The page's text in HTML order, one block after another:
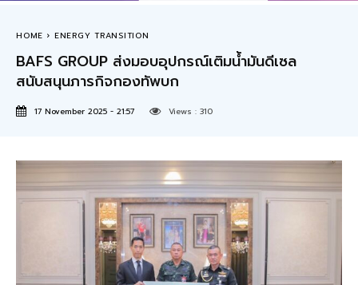
HOME ENERGY TRANSITION
BAFS GROUP ส่งมอบอุปกรณ์เติมน้ำมันดีเซล
สนับสนุนภารกิจกองทัพบก
17 November 2025 - 21:57 Views : 310